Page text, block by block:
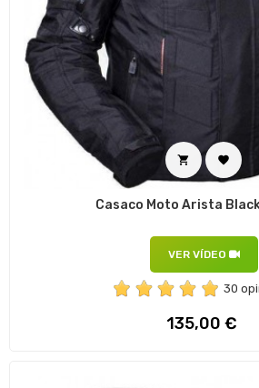
 
Casaco Moto Arista
VER VÍDEO
30
Preço
135,00 €